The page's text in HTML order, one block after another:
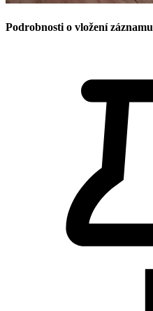
Podrobnosti o vložení záznamu